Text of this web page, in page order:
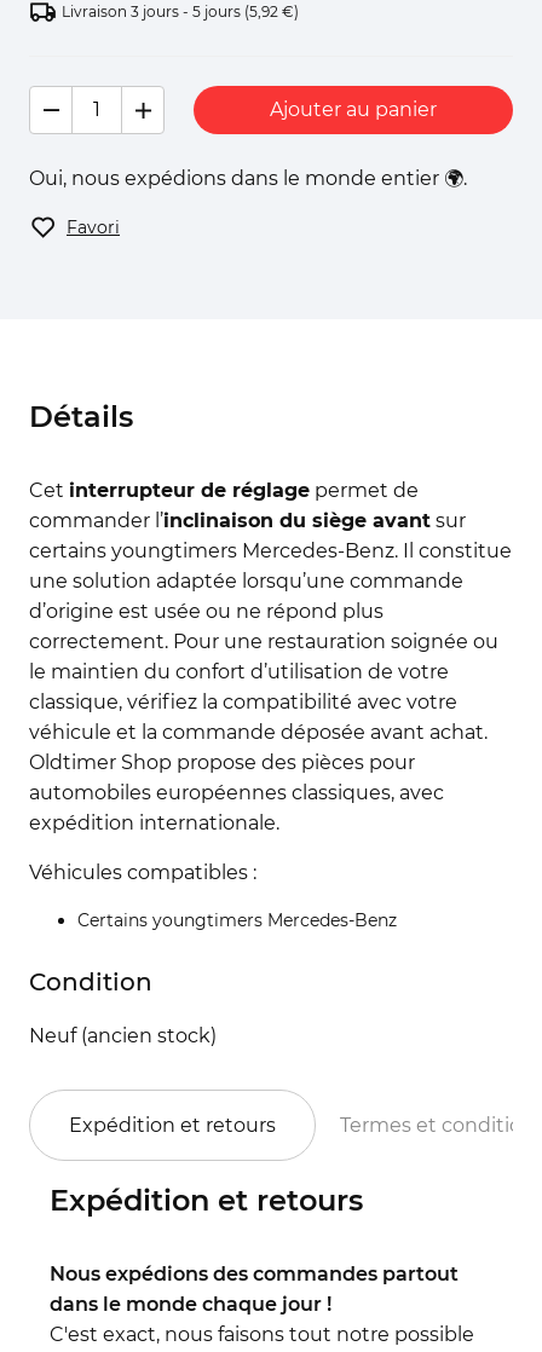
Livraison 3 jours - 5 jours (5,92 €)
Ajouter au panier
Oui, nous expédions dans le monde entier 🌍.
Favori
Détails
Cet interrupteur de réglage permet de
commander l’inclinaison du siège avant sur
certains youngtimers Mercedes-Benz. Il constitue
une solution adaptée lorsqu’une commande
d’origine est usée ou ne répond plus
correctement. Pour une restauration soignée ou
le maintien du confort d’utilisation de votre
classique, vérifiez la compatibilité avec votre
véhicule et la commande déposée avant achat.
Oldtimer Shop propose des pièces pour
automobiles européennes classiques, avec
expédition internationale.
Véhicules compatibles :
Certains youngtimers Mercedes-Benz
Condition
Neuf (ancien stock)
Expédition et retours Termes et
Expédition et retours
Nous expédions des commandes partout
dans le monde chaque jour !
C'est exact, nous faisons tout notre possible